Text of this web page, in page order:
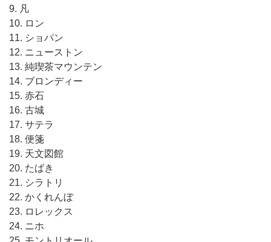
9. 凡
10. ロン
11. ショパン
12. ニューストン
13. 純喫茶マウンテン
14. ブロンディー
15. 赤石
16. 古城
17. サテラ
18. 便箋
19. 天文図館
20. たばき
21. シラトリ
22. かくれんぼ
23. ロレックス
24. ニホ